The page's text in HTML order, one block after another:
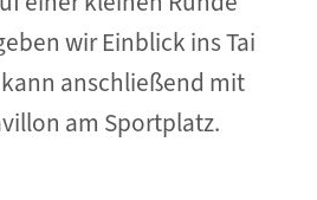
wir Einblick ins Tai
anschließend mit
am Sportplatz.